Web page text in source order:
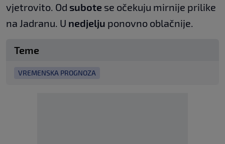
vjetrovito. Od subote se očekuju mirnije prilike
na Jadranu. U nedjelju ponovno oblačnije.
Teme
VREMENSKA PROGNOZA